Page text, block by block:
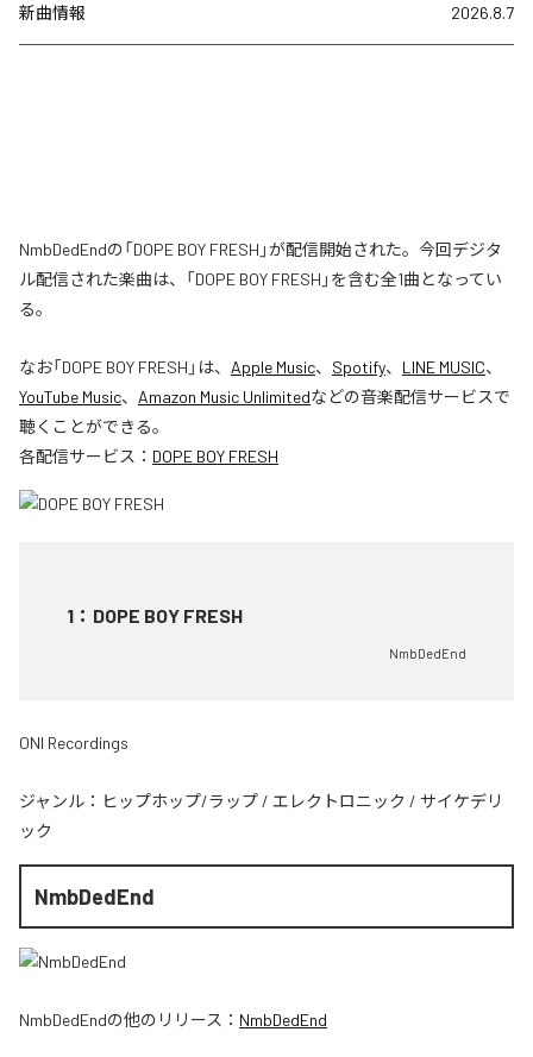
新曲情報 2026.8.7
NmbDedEndの「DOPE BOY FRESH」が配信開始された。今回デジタ
ル配信された楽曲は、「DOPE BOY FRESH」を含む全1曲となってい
る。
なお「DOPE BOY FRESH 」は、 Apple Music、 Spotify、 LINE MUSIC、
YouTube Music、 Amazon Music Unlimitedなどの音楽配信サービスで
聴くことができる。
各配信サービス： DOPE BOY FRESH
1 ： DOPE BOY FRESH
NmbDedEnd
ONI Recordings
ジャンル： ヒップホップ/ラップ / エレクトロニック / サイケデリ
ック
NmbDedEnd
NmbDedEndの他のリリース： NmbDedEnd